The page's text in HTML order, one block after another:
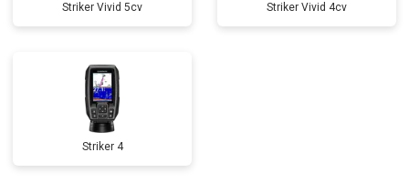
Striker Vivid 5cv Striker Vivid 4cv
Striker 4